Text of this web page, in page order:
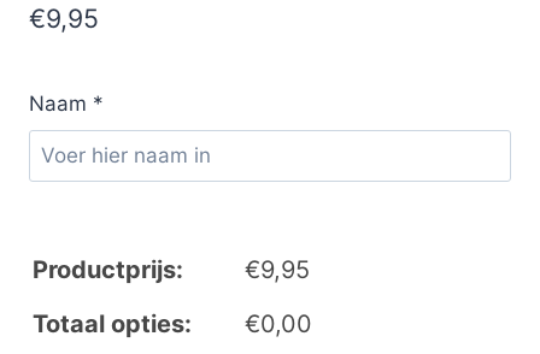
€9,95
Naam *
Productprijs: €9,95
Totaal opties:
€0,00